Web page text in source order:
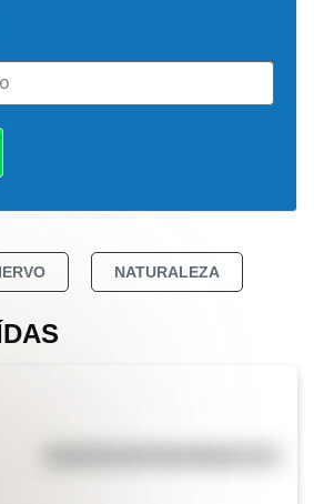
NATURALEZA